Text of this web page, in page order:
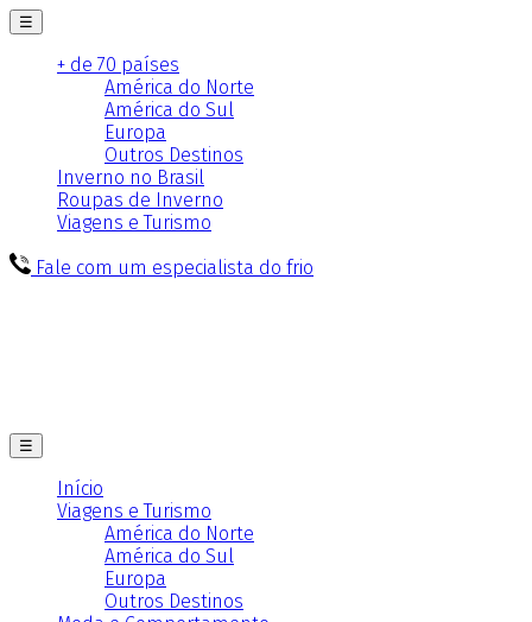
☰
+ de 70 países
América do Norte
América do Sul
Europa
Outros Destinos
Inverno no Brasil
Roupas de Inverno
Viagens e Turismo
Fale com um especialista do frio
☰
Início
Viagens e Turismo
América do Norte
América do Sul
Europa
Outros Destinos